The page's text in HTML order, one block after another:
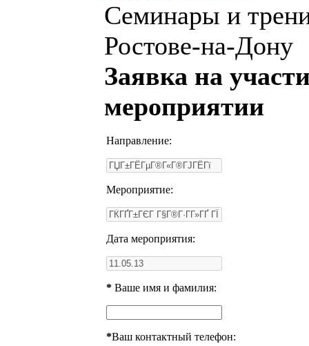
Семинары и
Ростове-на-Дону
Заявка на
мероприятии
Направление:
Мероприятие:
Дата мероприятия:
* Ваше имя и фамилия:
*Ваш контактный телефон: